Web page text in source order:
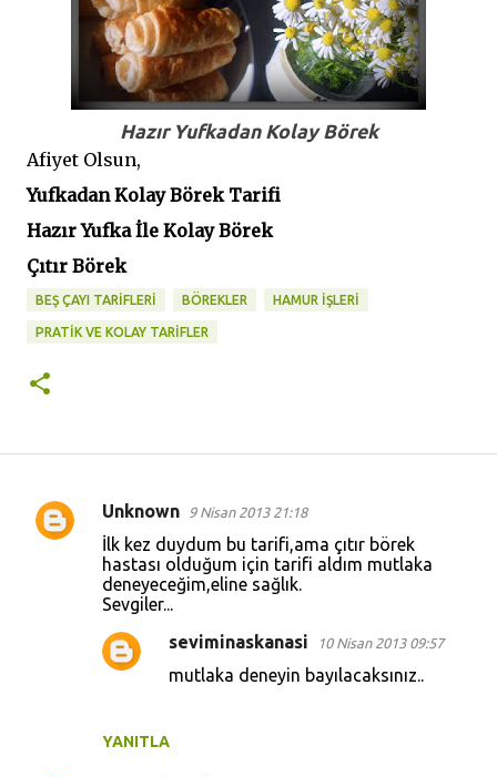
Hazır Yufkadan Kolay Börek
Afiyet Olsun,
Yufkadan Kolay Börek Tarifi
Hazır Yufka İle Kolay Börek
Çıtır Börek
BEŞ ÇAYI TARİFLERİ BÖREKLER HAMUR İŞLERİ
PRATİK VE KOLAY TARİFLER
Y
Unknown 9 Nisan 2013 21:18
İlk kez duydum bu tarifi,ama çıtır börek
hastası olduğum için tarifi aldım mutlaka
deneyeceğim,eline sağlık.
Sevgiler...
YANITLA
seviminaskanasi 10 Nisan 2013 09:57
mutlaka deneyin bayılacaksınız..